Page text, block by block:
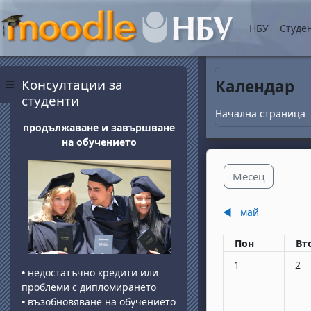
Прескочи на
Страничен панел
НБУ
Календар
Начална страница
Месец
◀︎ май
Понеделник
Пон
Няма събития,
1 2
Блокове
Консултации за
студенти
продължаване и завършване
на обучението
• недостатъчно кредити или
проблеми с дипломирането
• възобновяване на обучението